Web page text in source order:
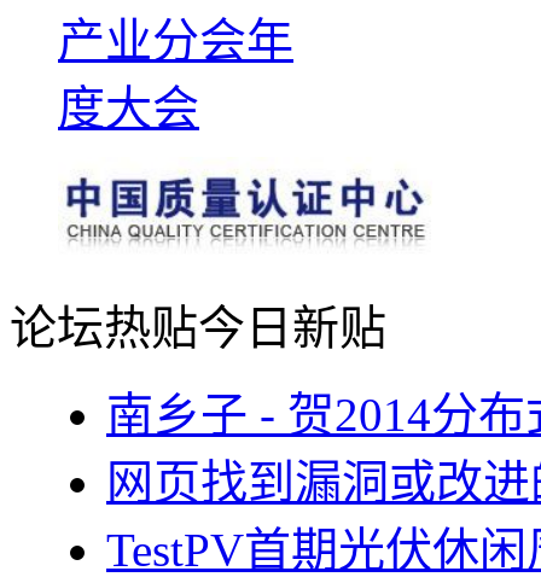
论坛热贴今日新贴
南乡子 - 贺2014分
网页找到漏洞或改
TestPV首期光伏休